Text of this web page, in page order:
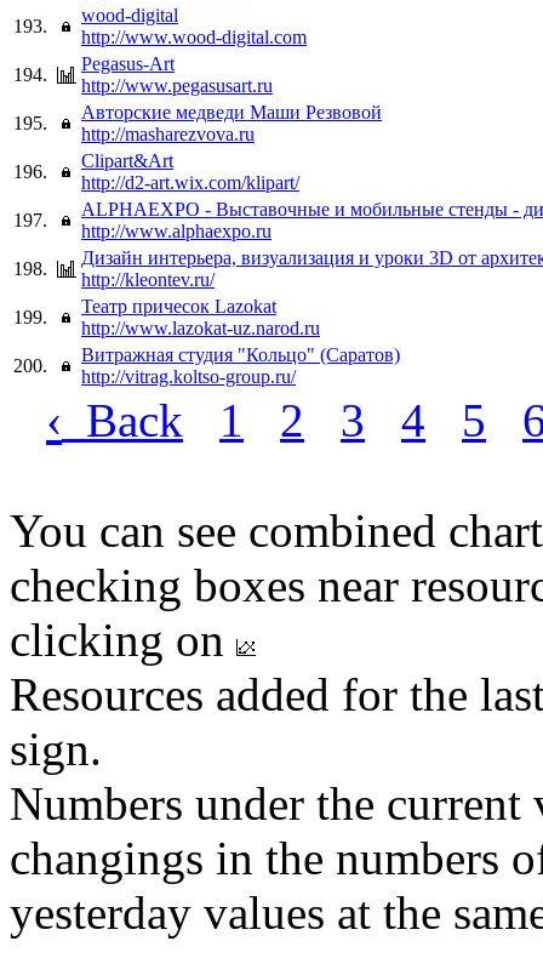
193.
wood-digital
http://www.wood-digital.com
194.
Pegasus-Art
http://www.pegasusart.ru
195.
Авторские медведи Маши Резвовой
http://masharezvova.ru
196.
Clipart&Art
http://d2-art.wix.com/klipart/
197.
ALPHAEXPO - Выставочные и мобильные стенды -
http://www.alphaexpo.ru
198.
Дизайн интерьера, визуализация и уроки 3D от
http://kleontev.ru/
199.
Театр причесок Lazokat
http://www.lazokat-uz.narod.ru
200.
Витражная студия "Кольцо" (Саратов)
http://vitrag.koltso-group.ru/
‹ Back 1 2 3 4 5
You can see combined
checking boxes near
clicking on
Resources added for the
sign.
Numbers under the
changings in the numbers
yesterday values at the